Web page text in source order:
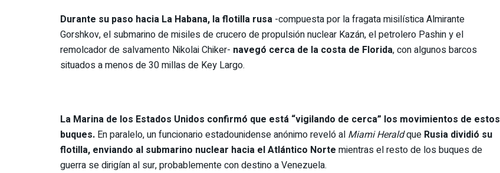
Durante su paso hacia La Habana, la flotilla rusa -compuesta por la fragata misilística Almirante
Gorshkov, el submarino de misiles de crucero de propulsión nuclear Kazán, el petrolero Pashin y el
remolcador de salvamento Nikolai Chiker- navegó cerca de la costa de Florida, con algunos barcos
situados a menos de 30 millas de Key Largo.
La Marina de los Estados Unidos confirmó que está “vigilando de cerca” los movimientos de estos
buques. En paralelo, un funcionario estadounidense anónimo reveló al Miami Heraldque Rusia dividió su
flotilla, enviando al submarino nuclear hacia el Atlántico Norte mientras el resto de los buques de
guerra se dirigían al sur, probablemente con destino a Venezuela.